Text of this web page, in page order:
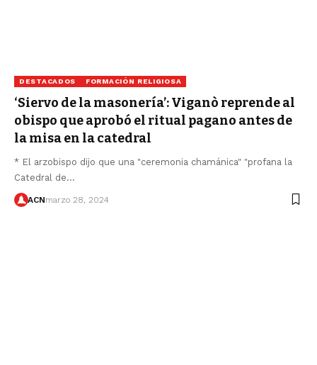
DESTACADOS FORMACIÓN RELIGIOSA
‘Siervo de la masonería’: Viganò reprende al
obispo que aprobó el ritual pagano antes de
la misa en la catedral
* El arzobispo dijo que una "ceremonia chamánica" "profana la
Catedral de…
ACNmarzo 28, 2024